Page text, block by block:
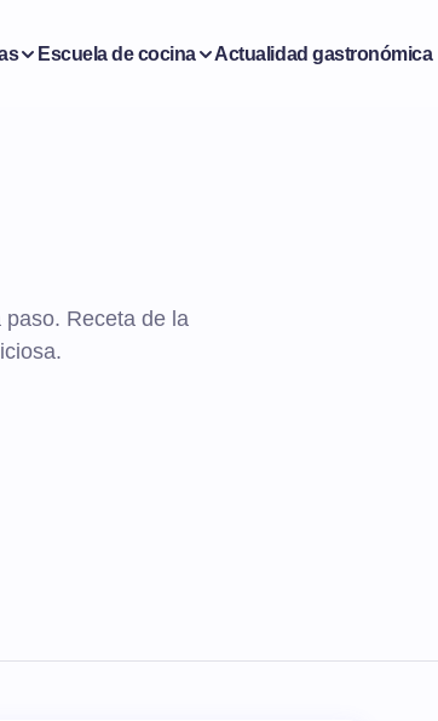
Escuela de cocina Actualidad gastronómica
Receta de la